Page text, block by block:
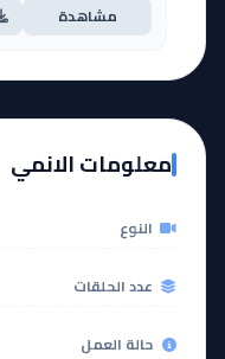
مشاهدة
معلومات الانمي
النوع
عدد الحلقات
حالة العمل